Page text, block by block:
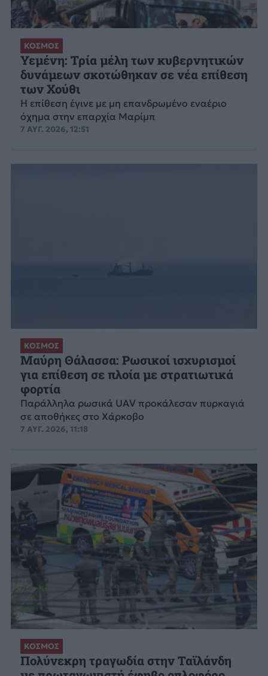
ΚΟΣΜΟΣ
Υεμένη: Τρία μέλη των κυβερνητικών
δυνάμεων σκοτώθηκαν σε νέα επίθεση
των Χούθι
Η επίθεση έγινε με μη επανδρωμένο εναέριο
όχημα στην επαρχία Μαρίμπ
7 ΑΥΓ. 2026, 12:51
ΚΟΣΜΟΣ
Μαύρη Θάλασσα: Ρωσικοί ισχυρισμοί
για επίθεση σε πλοία με στρατιωτικά
φορτία
Παράλληλα ρωσικά UAV προκάλεσαν πυρκαγιά
σε αποθήκες στο Χάρκοβο
7 ΑΥΓ. 2026, 11:18
ΚΟΣΜΟΣ
Πολύνεκρη τραγωδία στην Ταϊλάνδη